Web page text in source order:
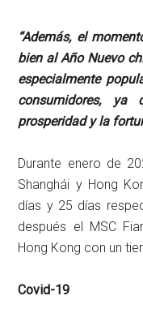
“Además, el
bien al Año Nuevo
especialmente
consumidores,
prosperidad y la
Durante enero de
Shanghái y Hong
días y 25 días
después el MSC
Hong Kong con un
Covid-19